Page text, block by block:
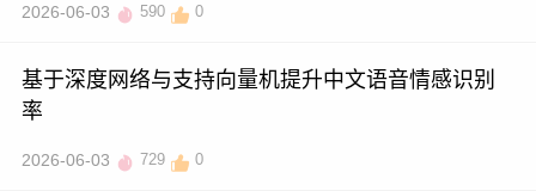
2026-06-03 590 0
基于深度网络与支持向量机提升中文语音情感识别
率
2026-06-03 729 0